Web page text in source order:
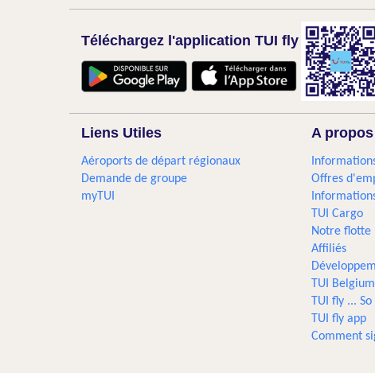
Téléchargez l'application TUI fly
Liens Utiles
Aéroports de départ régionaux
Demande de groupe
myTUI
A
Offres
TUI Cargo
Notre flotte
Affiliés
TUI Belgium
TUI fly ...
TUI fly app
Comment